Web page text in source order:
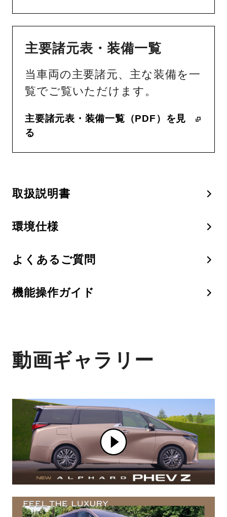
主要諸元表・装備一覧
当車両の主要諸元、主な装備を一
覧でご覧いただけます。
主要諸元表・装備一覧（PDF）を見
る
取扱説明書
環境仕様
よくあるご質問
機能操作ガイド
動画ギャラリー